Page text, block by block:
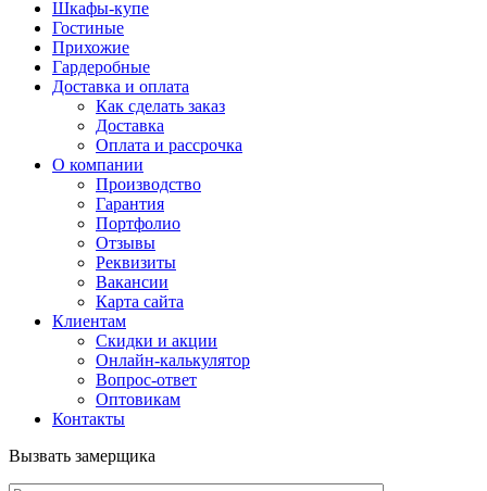
Шкафы-купе
Гостиные
Прихожие
Гардеробные
Доставка и оплата
Как сделать заказ
Доставка
Оплата и рассрочка
О компании
Производство
Гарантия
Портфолио
Отзывы
Реквизиты
Вакансии
Карта сайта
Клиентам
Скидки и акции
Онлайн-калькулятор
Вопрос-ответ
Оптовикам
Контакты
Вызвать замерщика